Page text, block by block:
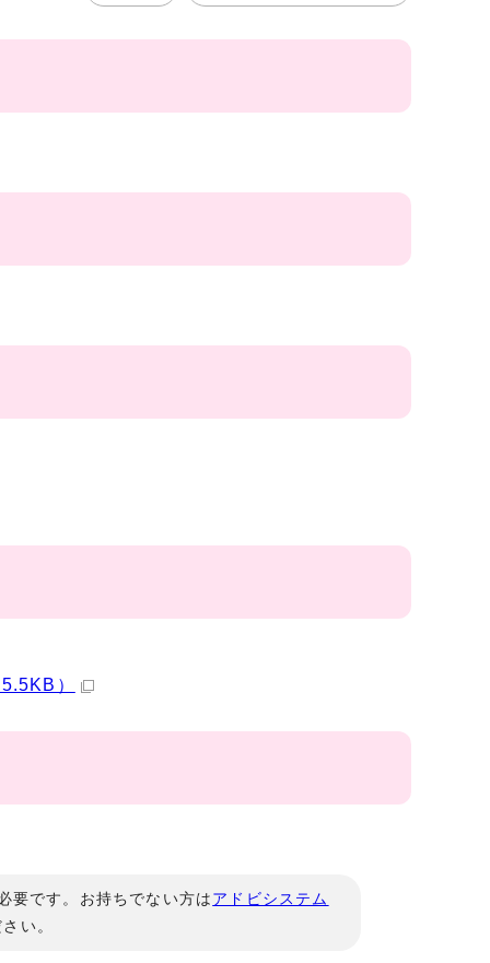
）
要です。お持ちでない方はアドビシステム
い。